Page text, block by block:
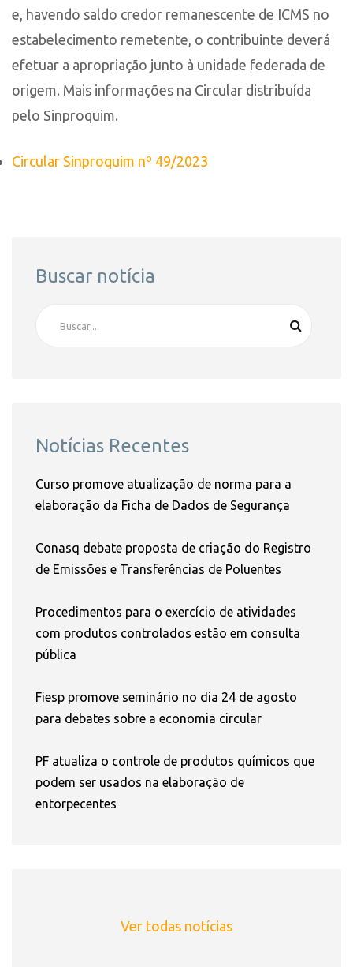
e, havendo saldo credor remanescente de ICMS no
estabelecimento remetente, o contribuinte deverá
efetuar a apropriação junto à unidade federada de
origem. Mais informações na Circular distribuída
pelo Sinproquim.
Circular Sinproquim nº 49/2023
Buscar notícia
Notícias Recentes
Curso promove atualização de norma para a
elaboração da Ficha de Dados de Segurança
Conasq debate proposta de criação do Registro
de Emissões e Transferências de Poluentes
Procedimentos para o exercício de atividades
com produtos controlados estão em consulta
pública
Fiesp promove seminário no dia 24 de agosto
para debates sobre a economia circular
PF atualiza o controle de produtos químicos que
podem ser usados na elaboração de
entorpecentes
Ver todas notícias